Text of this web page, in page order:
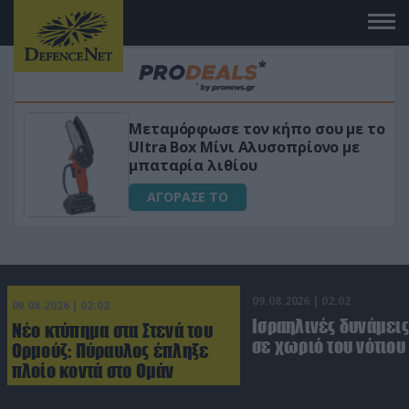
Μεταμόρφωσε τον κήπο σου με το
Ultra Box Μίνι Αλυσοπρίονο με
μπαταρία λιθίου
ΑΓΟΡΑΣΕ ΤΟ
09.08.2026 | 02:02
Νέο κτύπημα στα Στενά του
Ορμούζ: Πύραυλος έπληξε
πλοίο κοντά στο Ομάν
09.08.2026 | 02:02
Ισραηλινές
σε χωριό του